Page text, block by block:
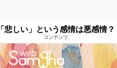
「悲しい」という感情は悪感情？
コンテンツ